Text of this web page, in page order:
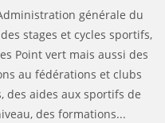
générale du
stages et cycles sportifs,
Point vert mais aussi des
au fédérations et clubs
des aides aux sportifs de
des formations...